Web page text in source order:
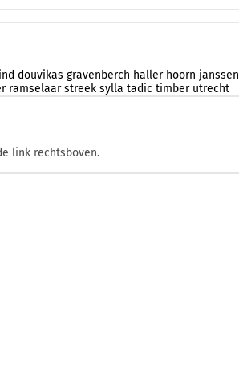
douvikas gravenberch haller hoorn janssen
ramselaar streek sylla tadic timber utrecht
link rechtsboven.